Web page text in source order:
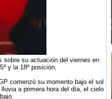
sobre su actuación del viernes en
y la 18ª posición,
comenzó su momento bajo el sol
a primera hora del día, el cielo